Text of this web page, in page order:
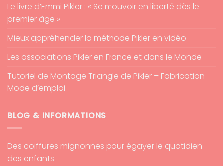
Le livre d’Emmi Pikler : « Se mouvoir en liberté dès le
premier âge »
Mieux appréhender la méthode Pikler en vidéo
Les associations Pikler en France et dans le Monde
Tutoriel de Montage Triangle de Pikler – Fabrication
Mode d’emploi
BLOG & INFORMATIONS
Des coiffures mignonnes pour égayer le quotidien
des enfants